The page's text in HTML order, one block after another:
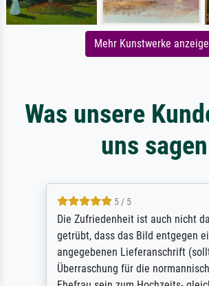
Mehr Kunstwerke
Was unsere
uns sagen
5 / 5
Die Zufriedenheit ist auch nicht
getrübt, dass das Bild entgegen
angegebenen Lieferanschrift
Überraschung für die